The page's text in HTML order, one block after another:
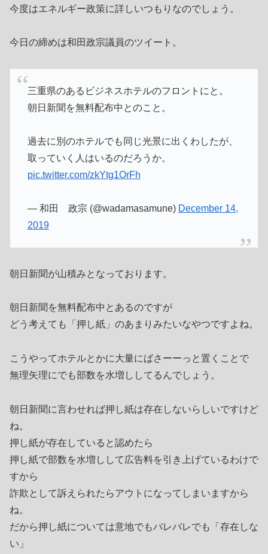
今度はエネルギー政策に詳しいつもりなのでしょう。
今日の締めは和田政宗議員のツイート。
三重県のあるビジネスホテルのフロントにと。
朝日新聞を無料配布中とのこと。
過去に別のホテルでも同じ光景に出くわしたが、
取っていく人はいるのだろうか。
pic.twitter.com/zkYtg1OrFh
— 和田 政宗 (@wadamasamune) December 14,
2019
朝日新聞が山積みとなっております。
朝日新聞を無料配布中とあるのですが
どう考えても「押し紙」のあまりみたいなやつですよね。
こうやってホテルとかに大量にばさーーっと置くことで
無理矢理にでも部数を水増ししてるんでしょう。
朝日新聞に言わせれば押し紙は存在しないらしいですけど
ね。
押し紙が存在していると認めたら
押し紙で部数を水増しして広告料を引き上げているわけで
すから
詐欺として訴えられたらアウトになってしまいますから
ね。
だから押し紙については意地でもバレバレでも「存在しな
い」